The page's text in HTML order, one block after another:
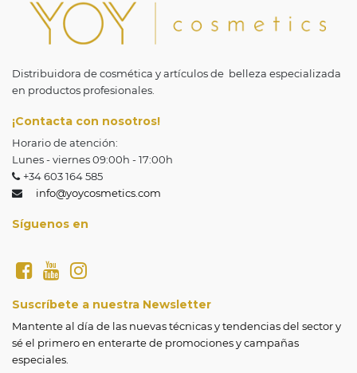
Distribuidora de cosmética y artículos de belleza especializada
en productos profesionales.
¡Contacta con nosotros!
Horario de atención:
Lunes - viernes 09:00h - 17:00h
+34 603 164 585
info@yoycosmetics.com
Síguenos en
Suscríbete a nuestra Newsletter
Mantente al día de las nuevas técnicas y tendencias del sector y
sé el primero en enterarte de promociones y campañas
especiales.